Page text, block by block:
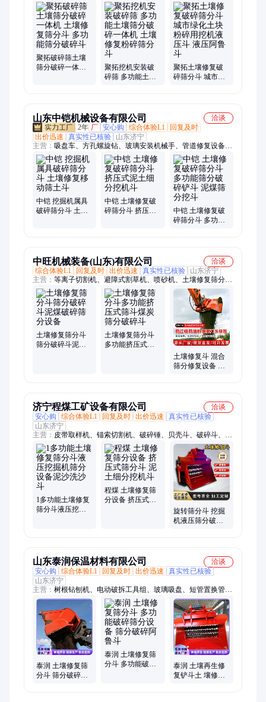
分破碎一体机、液压拔管机、回收式喷砂机、移动式喷砂机、箱
式喷砂机、龙门压力机、短管置换设备、移动式洗车槽、卷盘喷
灌机、智能张拉设备、智能压浆台车、车载马路吹风机、智能清
淤机器人、车载式绿篱修剪机、扫雪滚刷、车载式护栏清洗机、
电动液压扳手、管道内壁喷涂器、中部取样器、玻璃吸盘、树叶
收集车、智能钢管套丝机
聚拓破碎筛土壤
筛分破碎一体机
聚拓挖机安装破
碎筛 多功能土壤
聚拓土壤修复破
碎筛分斗 城市绿
山东中铠机械设备有限公司
洽谈
2年 厂 安心购 综合体验L1
回复及时
出价迅速
真实性已核验
山东济宁
主营： 吸盘车、方孔螺旋钻、玻璃安装机械手、管道修复设备短
管置换、挖机抽砂泵、液压拔管机、回收式喷砂机、喷砂机、龙
门压力机、板换加紧器、移动式洗车槽、卷盘喷灌机、智能张拉
机、智能压浆设备、马路吹风机、吸粪车、电动扫地机、机耕
船、液压扳手、内壁喷涂器、中部取样器、无动力玻璃吸盘、树
叶收集车、小麦镇压机、树根钻刨机
中铠 挖掘机属具
破碎筛分斗 土壤
中铠 土壤修复破
碎筛分斗 挤压式
中铠 土壤修复破
碎筛分斗 多功能
中旺机械装备(山东)有限公司
洽谈
综合体验L1
回复及时 出价迅速 真实性已核验
山东济宁
主营： 等离子切割机、避障式割草机、喷砂机、土壤修复筛分
斗、顶管机、焊网机、玻璃吸盘、制氮机、电磁吸盘、激光切割
机、锚索切割机、液压扳手、破桩机、渣浆泵、护栏清洗机、劈
裂棒、板换夹紧器、抛光机、电动叉车、铣挖机、打桩机、生物
质燃烧机、激光除锈机、热熔划线机、柴油泵车、绿篱修剪机
土壤修复筛分斗
筛分破碎斗泥煤
土壤修复筛分斗
多功能挤压式筛
土壤修复斗 混合
筛分修复设备 油
济宁程煤工矿设备有限公司
洽谈
安心购
综合体验L1 回复及时 出价迅速
真实性已核验
山东济宁
主营： 皮带取样机、锚索切割机、破碎锤、贝壳斗、破碎斗、筛
分斗、制氮机、扫地车、硫化机、锚索静载实验台、生物质燃烧
机、手推扫雪机、柴油泵车、融雪撒布机、打桩机、螺旋钻机、
滚筒夯、焊网机、电磁吸盘、升降柱、光伏板安装机、粉碎钳、
截桩机、冷喷划线机、弯管机
1多功能土壤修复
筛分斗液压挖掘
程煤 土壤修复筛
分设备 挤压式筛
旋转筛分斗 挖掘
机液压筛分破碎
山东泰润保温材料有限公司
洽谈
安心购
综合体验L1 回复及时 出价迅速
真实性已核验
山东济宁
主营： 树根钻刨机、电动破拆工具组、玻璃吸盘、短管置换管道
修复设备、移动式洗车槽、智能压浆台车、管道清淤机器人、轻
质板安装机、板材吸吊机、车载式马路吹风机、移动式喷砂机、
龙门压力机、扫地机、液压拔管机、井下电视、液压扳手、回收
式喷砂机、玻璃安装机械手、卷盘喷灌机、智能张拉、马路吹风
机、智能钢管套丝机、树叶收集车、箱式喷砂机、沥青搅拌机
泰润 土壤修复筛
分斗 筛分破碎斗
泰润 土壤修复筛
分斗 多功能破碎
泰润 土壤再生修
复铲斗土 壤修复